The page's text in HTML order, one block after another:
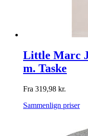
Little Marc
m. Taske
Fra 319,98 kr.
Sammenlign priser